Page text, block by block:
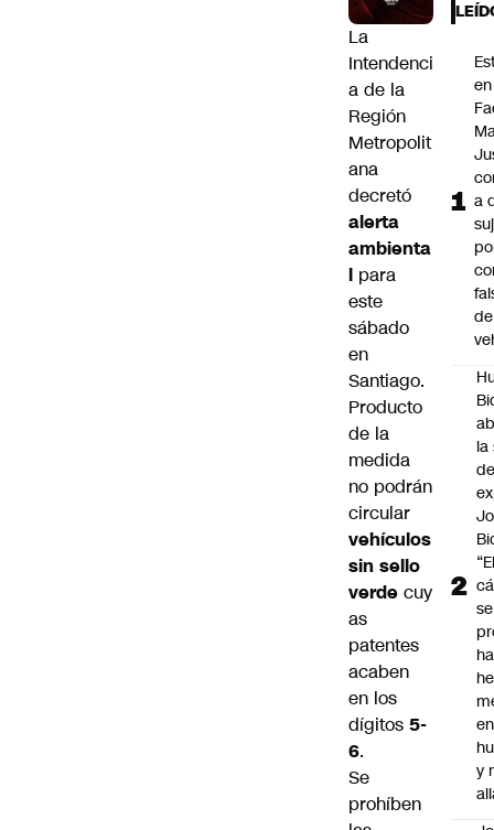
La
Intendenci
a de la
Región
Metropolit
ana
decretó
alerta
ambienta
l para
este
sábado
en
Santiago.
Producto
de la
medida
no podrán
circular
vehículos
sin sello
verde cuy
as
patentes
acaben
en los
dígitos 5-
6.
Se
prohíben
en
a
de
la
“El
ha
y